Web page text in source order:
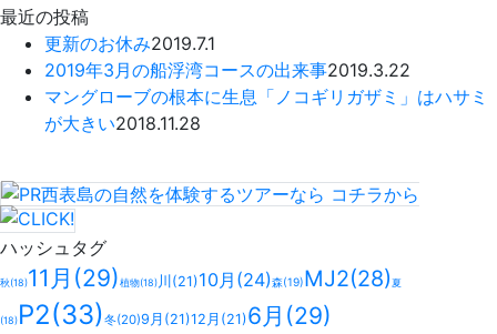
最近の投稿
更新のお休み2019.7.1
2019年3月の船浮湾コースの出来事2019.3.22
マングローブの根本に生息「ノコギリガザミ」はハサミ
が大きい2018.11.28
西表島の自然を体験するツアーなら コチラから
ハッシュタグ
秋(18)11月 (29)植物(18)川 (21)10月 (24)森(19)MJ2(28)夏
(18)P2(33)冬(20)9月 (21)12月 (21)6月 (29)